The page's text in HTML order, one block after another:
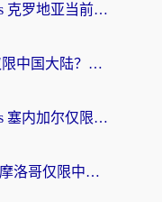
在国外看世界杯英格兰 vs 克罗地亚当前地区不可播放？这篇指南帮你搞定所有海外观赛难题
在海外看央视频世界杯仅限中国大陆？这篇指南帮你解锁中文解说+无卡顿直播
在海外看世界杯比利时 vs 塞内加尔仅限中国大陆？我找到了最流畅的中文解说之路
在国外看世界杯法国 VS 摩洛哥仅限中国大陆？海外党这样看中文解说赛事不卡顿